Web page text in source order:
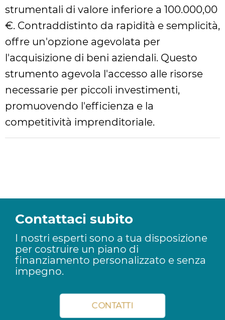
strumentali di valore inferiore a 100.000,00
€. Contraddistinto da rapidità e semplicità,
offre un'opzione agevolata per
l'acquisizione di beni aziendali. Questo
strumento agevola l'accesso alle risorse
necessarie per piccoli investimenti,
promuovendo l'efficienza e la
competitività imprenditoriale.
Contattaci subito
I nostri esperti sono a tua disposizione
per costruire un piano di
finanziamento personalizzato e senza
impegno.
CONTATTI